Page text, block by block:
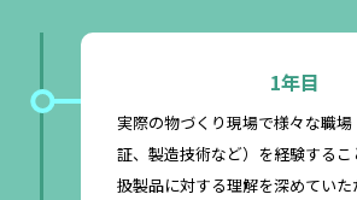
1年目
実際の物づくり現場で様々な職
証、製造技術など）を経験する
扱製品に対する理解を深めてい